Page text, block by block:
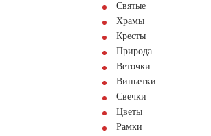
Святые
Храмы
Кресты
Природа
Веточки
Виньетки
Свечки
Цветы
Рамки